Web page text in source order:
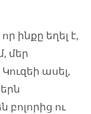
ինքը եղել է,
մեր
ասել,
բոլորից ու